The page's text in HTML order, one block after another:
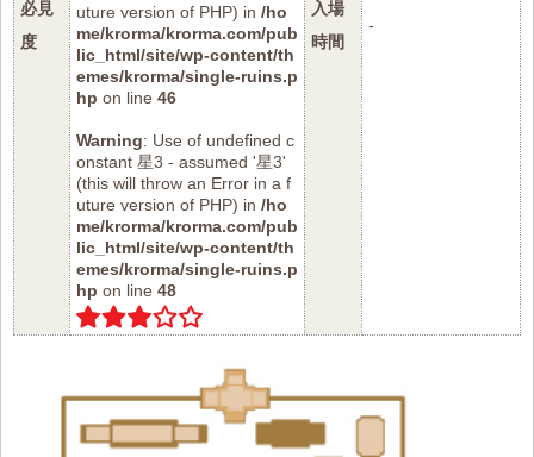
必見
度
uture version of PHP) in /ho
me/krorma/krorma.com/pub
lic_html/site/wp-content/th
emes/krorma/single-ruins.p
hp on line 46
Warning: Use of undefined c
onstant 星3 - assumed '星3'
(this will throw an Error in a f
uture version of PHP) in /ho
me/krorma/krorma.com/pub
lic_html/site/wp-content/th
emes/krorma/single-ruins.p
hp on line 48
入場
時間
-